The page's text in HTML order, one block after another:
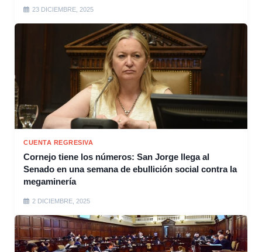
23 DICIEMBRE, 2025
CUENTA REGRESIVA
Cornejo tiene los números: San Jorge llega al
Senado en una semana de ebullición social contra la
megaminería
2 DICIEMBRE, 2025